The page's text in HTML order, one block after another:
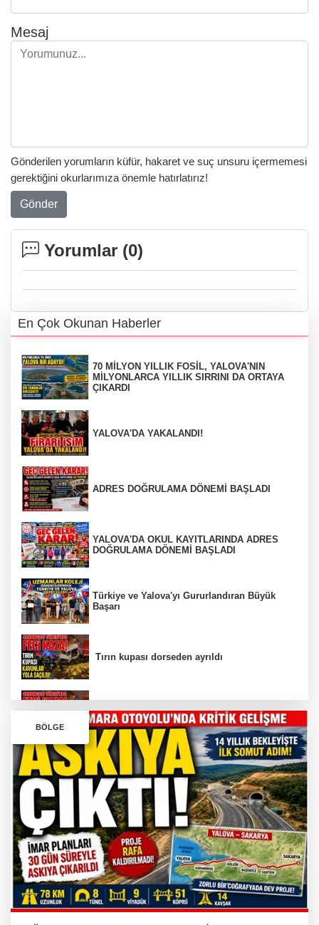
Mesaj
Gönderilen yorumların küfür, hakaret ve suç unsuru içermemesi
gerektiğini okurlarımıza önemle hatırlatırız!
Gönder
Yorumlar (0)
En Çok Okunan Haberler
70 MİLYON YILLIK FOSİL, YALOVA'NIN
MİLYONLARCA YILLIK SIRRINI DA ORTAYA
ÇIKARDI
YALOVA'DA YAKALANDI!
ADRES DOĞRULAMA DÖNEMİ BAŞLADI
YALOVA'DA OKUL KAYITLARINDA ADRES
DOĞRULAMA DÖNEMİ BAŞLADI
Türkiye ve Yalova'yı Gururlandıran Büyük
Başarı
Tırın kupası dorseden ayrıldı
Bursa’da Orhangazi Tüneli’nde feci kaza:
İHRACAT REKORU VAR, PEKİ EMEĞİN
KARŞILIĞI NEREDE?
TONAMİ KÖPRÜSÜ'NDE PANİK!
GÜNEY MARMARA OTOYOLU İMAR
PLANLARI ASKIDA!
BÖLGE